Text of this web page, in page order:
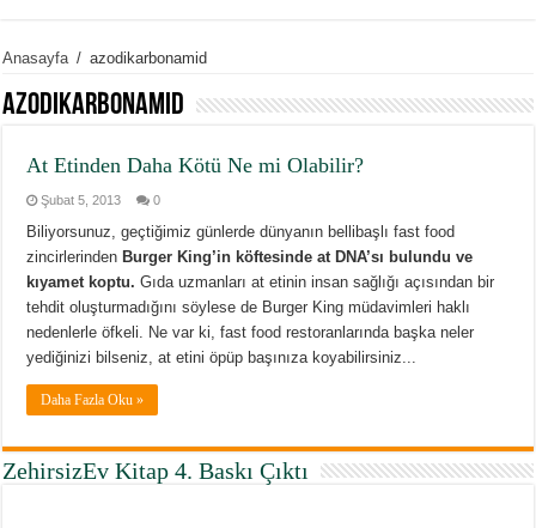
Anasayfa / azodikarbonamid
azodikarbonamid
At Etinden Daha Kötü Ne mi Olabilir?
Şubat 5, 2013 0
Biliyorsunuz, geçtiğimiz günlerde dünyanın bellibaşlı fast food
zincirlerindenBurger King’in köftesinde at DNA’sı bulundu ve
kıyamet koptu. Gıda uzmanları at etinin insan sağlığı açısından bir
tehdit oluşturmadığını söylese de Burger King müdavimleri haklı
nedenlerle öfkeli. Ne var ki, fast food restoranlarında başka neler
yediğinizi bilseniz, at etini öpüp başınıza koyabilirsiniz...
Daha Fazla Oku »
ZehirsizEv Kitap 4. Baskı Çıktı